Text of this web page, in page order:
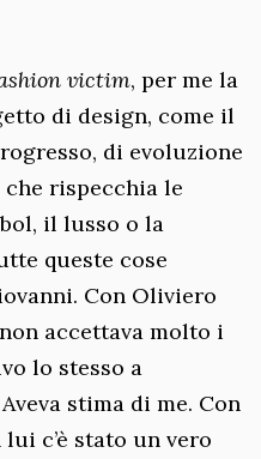
victim, per me la
di design, come il
di evoluzione
rispecchia le
il lusso o la
queste cose
Con Oliviero
accettava molto i
lo stesso a
stima di me. Con
c’è stato un vero